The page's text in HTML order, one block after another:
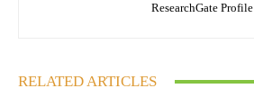
ResearchGate Profile
RELATED ARTICLES